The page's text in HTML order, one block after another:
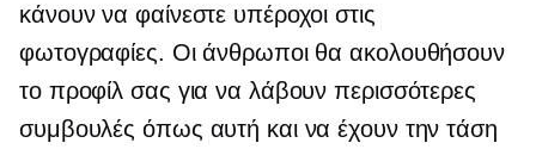
κάνουν να φαίνεστε υπέροχοι στις
φωτογραφίες. Οι άνθρωποι θα ακολουθήσουν
το προφίλ σας για να λάβουν περισσότερες
συμβουλές όπως αυτή και να έχουν την τάση